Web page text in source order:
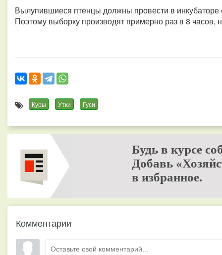
Вылупившиеся птенцы должны провести в инкубаторе
Поэтому выборку производят примерно раз в 8 часов,
Куры Утки Гуси
Будь в курсе
Добавь
в избранное.
Комментарии